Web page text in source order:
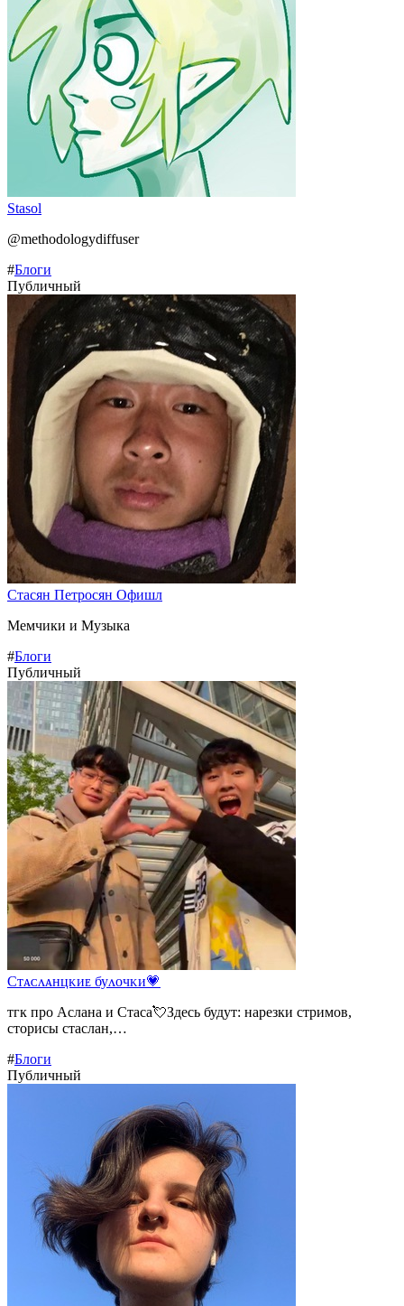
Stasol
@methodologydiffuser
#Блоги
Публичный
Стасян Петросян Офишл
Мемчики и Музыка
#Блоги
Публичный
Сᴛᴀᴄᴧᴀнцᴋиᴇ буᴧᴏчᴋи💗
тгк про Аслана и Стаса💘Здесь будут: нарезки стримов,
сторисы стаслан,…
#Блоги
Публичный